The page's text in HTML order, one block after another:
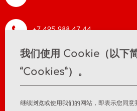
+7 495 988 47 44
联系方
我们使用 Cookie（以下
“Cookies”）。
继续浏览或使用我们的网站，即表示您同